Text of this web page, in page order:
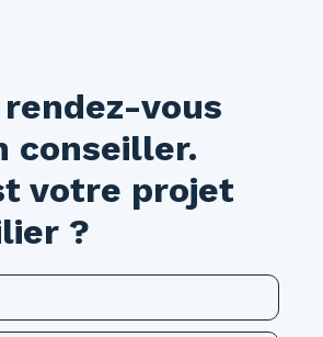
vous
conseiller.
votre projet
?